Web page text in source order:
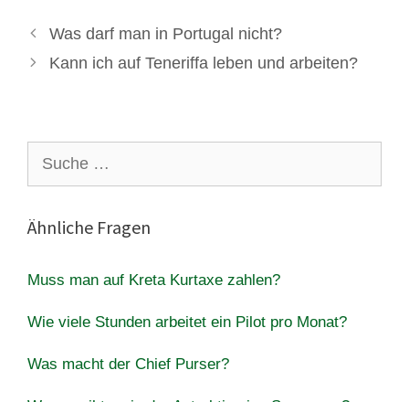
Was darf man in Portugal nicht?
Kann ich auf Teneriffa leben und arbeiten?
nach:
Ähnliche Fragen
Muss man auf Kreta Kurtaxe zahlen?
Wie viele Stunden arbeitet ein Pilot pro Monat?
Was macht der Chief Purser?